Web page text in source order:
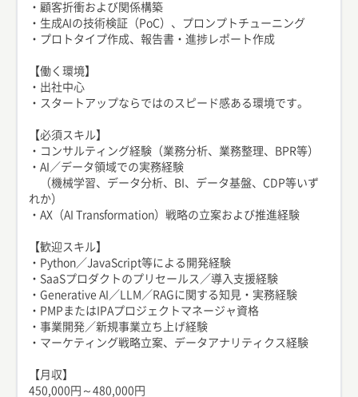
・顧客折衝および関係構築
・生成AIの技術検証（PoC）、プロンプトチューニング
・プロトタイプ作成、報告書・進捗レポート作成
【働く環境】
・出社中心
・スタートアップならではのスピード感ある環境です。
【必須スキル】
・コンサルティング経験（業務分析、業務整理、BPR等）
・AI／データ領域での実務経験
（機械学習、データ分析、BI、データ基盤、CDP等いず
れか）
・AX（AI Transformation）戦略の立案および推進経験
【歓迎スキル】
・Python／JavaScript等による開発経験
・SaaSプロダクトのプリセールス／導入支援経験
・Generative AI／LLM／RAGに関する知見・実務経験
・PMPまたはIPAプロジェクトマネージャ資格
・事業開発／新規事業立ち上げ経験
・マーケティング戦略立案、データアナリティクス経験
【月収】
450,000円～480,000円